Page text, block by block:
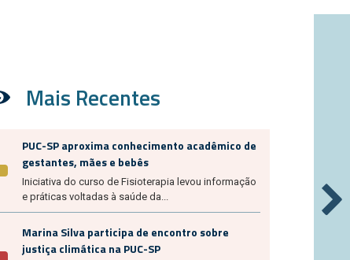
Mais Recentes
PUC-SP aproxima conhecimento acadêmico de
gestantes, mães e bebês
Iniciativa do curso de Fisioterapia levou informação
e práticas voltadas à saúde da...
Marina Silva participa de encontro sobre
justiça climática na PUC-SP